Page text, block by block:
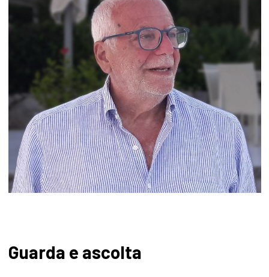
Guarda e ascolta